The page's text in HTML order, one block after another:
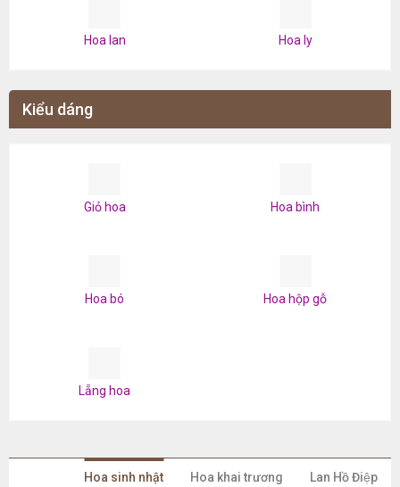
Hoa lan Hoa ly
Kiểu dáng
Giỏ hoa Hoa bình
Hoa bó Hoa hộp gỗ
Lẵng hoa
Hoa sinh nhật Hoa khai trương Lan Hồ Điệp